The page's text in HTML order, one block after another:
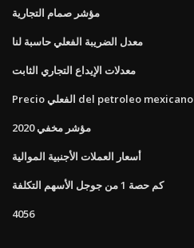
مؤشر صمام التجارية
معدل الضريبة الفعلي حاسبة لنا
معدلات الإيداع التجاري الثابت
Precio الفعلي del petroleo mexicano
مؤشر مخفي 2020
أسعار العملات الأجنبية الموالية
كم حصة 1 من جوجل الأسهم التكلفة
4056